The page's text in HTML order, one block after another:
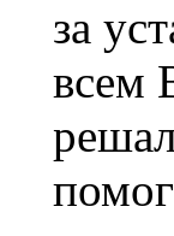
за
всем